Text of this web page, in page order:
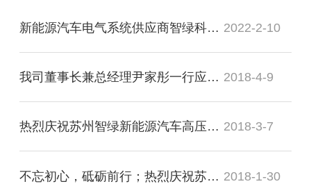
新能源汽车电气系统供应商智绿科技完成新一轮融资，小米领投 2022-2-10
我司董事长兼总经理尹家彤一行应邀会见溧阳市市长徐华勤 2018-4-9
热烈庆祝苏州智绿新能源汽车高压连接与配电器项目正式签约竹箦 2018-3-7
不忘初心，砥砺前行；热烈庆祝苏州智绿2018年迎新晚宴圆满成功 2018-1-30